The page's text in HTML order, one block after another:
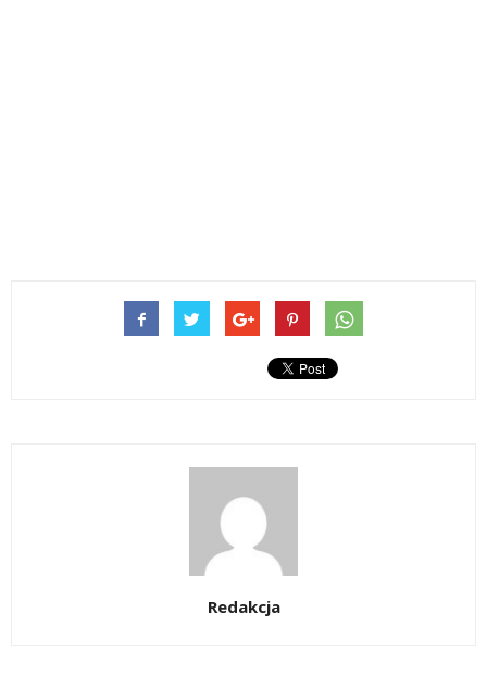
Redakcja